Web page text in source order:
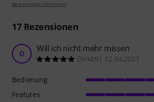
Bewertungsrichtlinien
17Rezensionen
D Will ich nicht mehr missen
Dirkb91 12.04.2021
Bedienung
Features